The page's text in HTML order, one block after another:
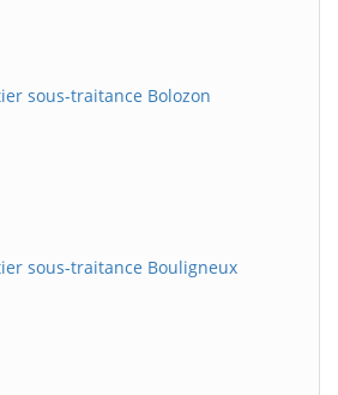
sous-traitance Bolozon
sous-traitance Bouligneux